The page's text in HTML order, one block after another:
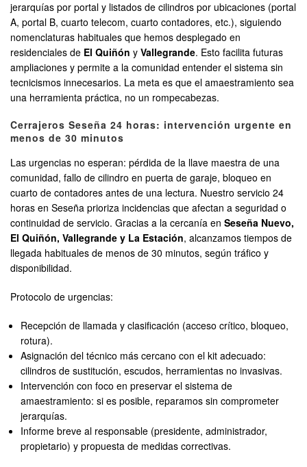
jerarquías por portal y listados de cilindros por ubicaciones (portal
A, portal B, cuarto telecom, cuarto contadores, etc.), siguiendo
nomenclaturas habituales que hemos desplegado en
residenciales de El Quiñón y Vallegrande. Esto facilita futuras
ampliaciones y permite a la comunidad entender el sistema sin
tecnicismos innecesarios. La meta es que el amaestramiento sea
una herramienta práctica, no un rompecabezas.
Cerrajeros Seseña 24 horas: intervención urgente en
menos de 30 minutos
Las urgencias no esperan: pérdida de la llave maestra de una
comunidad, fallo de cilindro en puerta de garaje, bloqueo en
cuarto de contadores antes de una lectura. Nuestro servicio 24
horas en Seseña prioriza incidencias que afectan a seguridad o
continuidad de servicio. Gracias a la cercanía en Seseña Nuevo,
El Quiñón, Vallegrande y La Estación, alcanzamos tiempos de
llegada habituales de menos de 30 minutos, según tráfico y
disponibilidad.
Protocolo de urgencias:
Recepción de llamada y clasificación (acceso crítico, bloqueo,
rotura).
Asignación del técnico más cercano con el kit adecuado:
cilindros de sustitución, escudos, herramientas no invasivas.
Intervención con foco en preservar el sistema de
amaestramiento: si es posible, reparamos sin comprometer
jerarquías.
Informe breve al responsable (presidente, administrador,
propietario) y propuesta de medidas correctivas.